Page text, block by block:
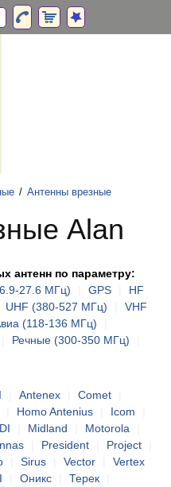
/ Антенны врезные
Alan
антенн по параметру:
27.6 МГц) GPS
HF
UHF (380-527 МГц)
VHF
(118-136 МГц)
Речные (300-350 МГц)
Antenex Comet
Homo Antenius Icom
Midland Motorola
President Project
Sirus Vector
Vertex
Оникс Терек